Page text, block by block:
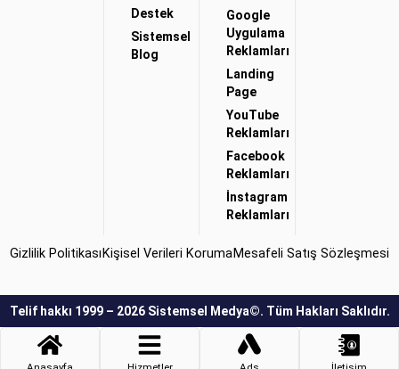
Destek
Sistemsel
Blog
Google
Uygulama
Reklamları
Landing
Page
YouTube
Reklamları
Facebook
Reklamları
İnstagram
Reklamları
Gizlilik Politikası Kişisel Verileri KorumaMesafeli Satış Sözleşmesi
Telif hakkı 1999 – 2026 Sistemsel Medya©. Tüm Hakları Saklıdır.